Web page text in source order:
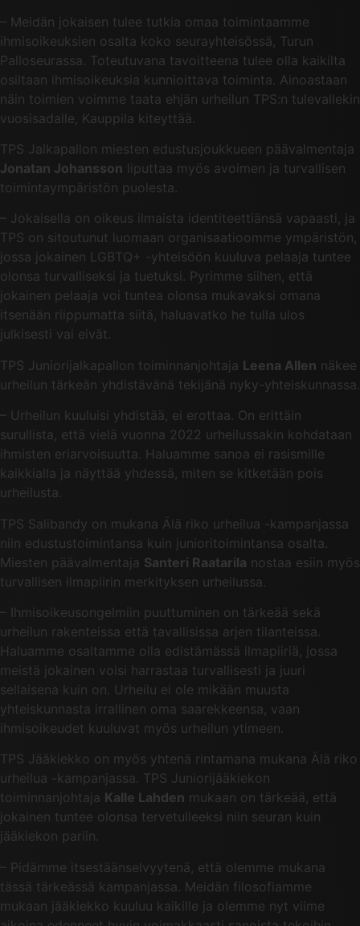
– Meidän jokaisen tulee tutkia omaa toimintaamme
ihmisoikeuksien osalta koko seurayhteisössä, Turun
Palloseurassa. Toteutuvana tavoitteena tulee olla kaikilta
osiltaan ihmisoikeuksia kunnioittava toiminta. Ainoastaan
näin toimien voimme taata ehjän urheilun TPS:n tulevallekin
vuosisadalle, Kauppila kiteyttää.
TPS Jalkapallon miesten edustusjoukkueen päävalmentaja
Jonatan Johansson liputtaa myös avoimen ja turvallisen
toimintaympäristön puolesta.
– Jokaisella on oikeus ilmaista identiteettiänsä vapaasti, ja
TPS on sitoutunut luomaan organisaatioomme ympäristön,
jossa jokainen LGBTQ+ -yhteisöön kuuluva pelaaja tuntee
olonsa turvalliseksi ja tuetuksi. Pyrimme siihen, että
jokainen pelaaja voi tuntea olonsa mukavaksi omana
itsenään riippumatta siitä, haluavatko he tulla ulos
julkisesti vai eivät.
TPS Juniorijalkapallon toiminnanjohtaja Leena Allen näkee
urheilun tärkeän yhdistävänä tekijänä nyky-yhteiskunnassa.
– Urheilun kuuluisi yhdistää, ei erottaa. On erittäin
surullista, että vielä vuonna 2022 urheilussakin kohdataan
ihmisten eriarvoisuutta. Haluamme sanoa ei rasismille
kaikkialla ja näyttää yhdessä, miten se kitketään pois
urheilusta.
TPS Salibandy on mukana Älä riko urheilua -kampanjassa
niin edustustoimintansa kuin junioritoimintansa osalta.
Miesten päävalmentaja Santeri Raatarila nostaa esiin myös
turvallisen ilmapiirin merkityksen urheilussa.
– Ihmisoikeusongelmiin puuttuminen on tärkeää sekä
urheilun rakenteissa että tavallisissa arjen tilanteissa.
Haluamme osaltamme olla edistämässä ilmapiiriä, jossa
meistä jokainen voisi harrastaa turvallisesti ja juuri
sellaisena kuin on. Urheilu ei ole mikään muusta
yhteiskunnasta irrallinen oma saarekkeensa, vaan
ihmisoikeudet kuuluvat myös urheilun ytimeen.
TPS Jääkiekko on myös yhtenä rintamana mukana Älä riko
urheilua -kampanjassa. TPS Juniorijääkiekon
toiminnanjohtaja Kalle Lahden mukaan on tärkeää, että
jokainen tuntee olonsa tervetulleeksi niin seuran kuin
jääkiekon pariin.
– Pidämme itsestäänselvyytenä, että olemme mukana
tässä tärkeässä kampanjassa. Meidän filosofiamme
mukaan jääkiekko kuuluu kaikille ja olemme nyt viime